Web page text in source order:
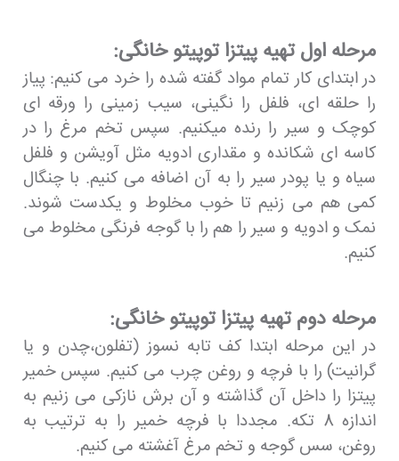
مرحله اول تهیه پیتزا توپیتو خانگی:
در ابتدای کار تمام مواد گفته شده را خرد می کنیم: پیاز
را حلقه ای، فلفل را نگینی، سیب زمینی را ورقه ای
کوچک و سیر را رنده میکنیم. سپس تخم مرغ را در
کاسه ای شکانده و مقداری ادویه مثل آویشن و فلفل
سیاه و یا پودر سیر را به آن اضافه می کنیم. با چنگال
کمی هم می زنیم تا خوب مخلوط و یکدست شوند.
نمک و ادویه و سیر را هم را با گوجه فرنگی مخلوط می
کنیم.
مرحله دوم تهیه پیتزا توپیتو خانگی:
در این مرحله ابتدا کف تابه نسوز (تفلون،چدن و یا
گرانیت) را با فرچه و روغن چرب می کنیم. سپس خمیر
پیتزا را داخل آن گذاشته و آن برش نازکی می زنیم به
اندازه 8 تکه. مجددا با فرچه خمیر را به ترتیب به
روغن، سس گوجه و تخم مرغ آغشته می کنیم.